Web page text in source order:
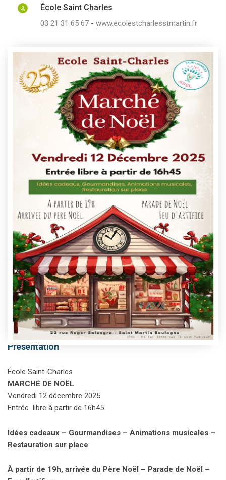
École Saint Charles
03 21 31 65 67 - www.ecolestcharlesstmartin.fr
This event has passed.
Présentation
École Saint-Charles
MARCHÉ DE NOËL
Vendredi 12 décembre 2025
Entrée libre à partir de 16h45
Idées cadeaux – Gourmandises – Animations musicales –
Restauration sur place
À partir de 19h, arrivée du Père Noël – Parade de Noël –